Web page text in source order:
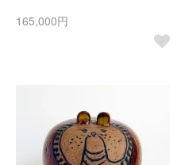
165,000円